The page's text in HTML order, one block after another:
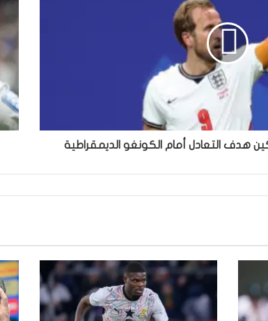
كين هدف التعادل أمام الكونغو الديمقراطية